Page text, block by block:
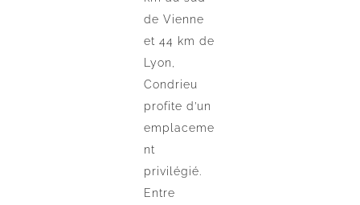
de Vienne
et 44 km de
Lyon,
Condrieu
profite d’un
emplaceme
nt
privilégié.
Entre